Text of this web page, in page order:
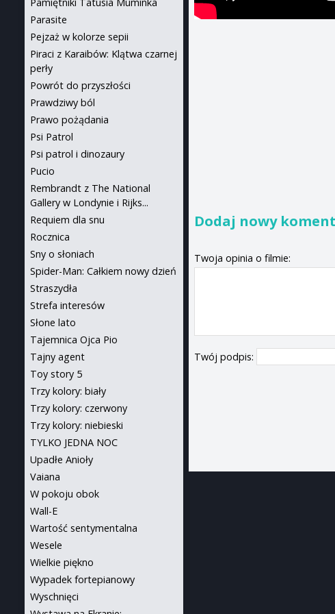
Dodaj nowy
Twoja opinia o filmie:
Twój podpis:
Parasite
Pejzaż w kolorze sepii
Piraci z Karaibów: Klątwa czarnej
perły
Powrót do przyszłości
Prawdziwy ból
Prawo pożądania
Psi Patrol
Psi patrol i dinozaury
Pucio
Rembrandt z The National
Gallery w Londynie i Rijks...
Requiem dla snu
Rocznica
Sny o słoniach
Spider-Man: Całkiem nowy dzień
Straszydła
Strefa interesów
Słone lato
Tajemnica Ojca Pio
Tajny agent
Toy story 5
Trzy kolory: biały
Trzy kolory: czerwony
Trzy kolory: niebieski
TYLKO JEDNA NOC
Upadłe Anioły
Vaiana
W pokoju obok
Wall-E
Wartość sentymentalna
Wesele
Wielkie piękno
Wypadek fortepianowy
Wyschnięci